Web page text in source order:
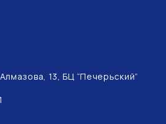
13, БЦ “Печерьский”